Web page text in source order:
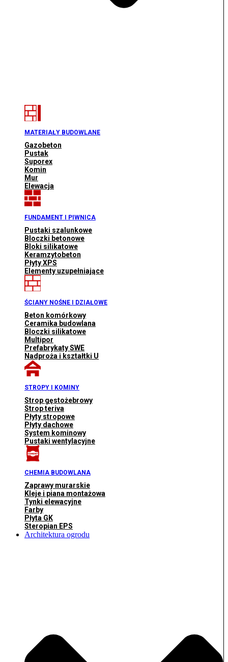
MATERIAŁY BUDOWLANE
Gazobeton
Pustak
Suporex
Komin
Mur
Elewacja
FUNDAMENT I PIWNICA
Pustaki szalunkowe
Bloczki betonowe
Bloki silikatowe
Keramzytobeton
Płyty XPS
Elementy uzupełniające
ŚCIANY NOŚNE I DZIAŁOWE
Beton komórkowy
Ceramika budowlana
Bloczki silikatowe
Multipor
Prefabrykaty SWE
Nadproża i kształtki U
STROPY I KOMINY
Strop gęstożebrowy
Strop teriva
Płyty stropowe
Płyty dachowe
System kominowy
Pustaki wentylacyjne
CHEMIA BUDOWLANA
Zaprawy murarskie
Kleje i piana montażowa
Tynki elewacyjne
Farby
Płyta GK
Steropian EPS
Architektura ogrodu